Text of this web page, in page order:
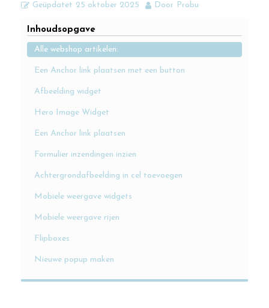
Geüpdatet 25 oktober 2025 Door Probu
Inhoudsopgave
Alle webshop artikelen:
Een Anchor link plaatsen met een button
Afbeelding widget
Hero Image Widget
Een Anchor link plaatsen
Formulier inzendingen inzien
Achtergrondafbeelding in cel toevoegen
Mobiele weergave widgets
Mobiele weergave rijen
Flipboxes
Nieuwe popup maken